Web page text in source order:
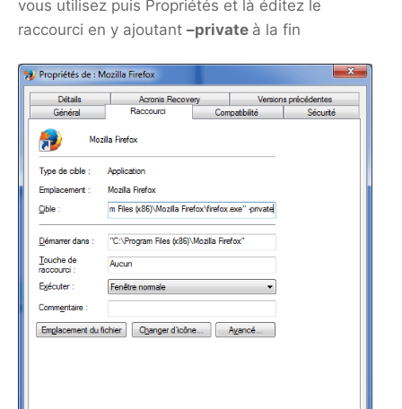
vous utilisez puis Propriétés et là éditez le
raccourci en y ajoutant –private à la fin